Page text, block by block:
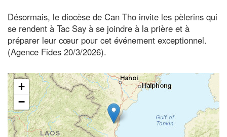
Désormais, le diocèse de Can Tho invite les pèlerins qui
se rendent à Tac Say à se joindre à la prière et à
préparer leur cœur pour cet événement exceptionnel.
(Agence Fides 20/3/2026).
+
−